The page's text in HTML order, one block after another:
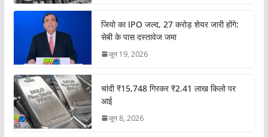
जियो का IPO जल्द, 27 करोड़ शेयर जारी होंगे:
सेबी के पास दस्तावेज जमा
जून 19, 2026
चांदी ₹15,748 गिरकर ₹2.41 लाख किलो पर
आई
जून 8, 2026